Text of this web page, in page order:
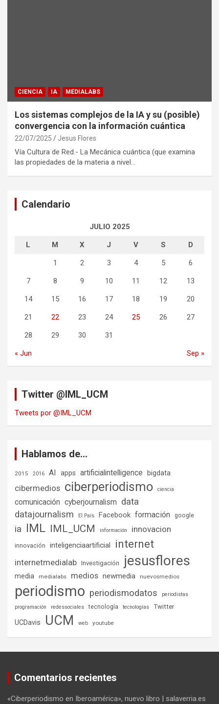
CIENCIA IA MEDIALABS
Los sistemas complejos de la IA y su (posible)
convergencia con la información cuántica
22/07/2025 Jesus Flores
Vía Cultura de Red.- La Mecánica cuántica (que examina
las propiedades de la materia a nivel…
Calendario
JULIO 2025
L M X J V S D
1 2 3 4 5 6
7 8 9 10 11 12 13
14 15 16 17 18 19 20
21 22 23 24 25 26 27
28 29 30 31
« Jun Sep »
Twitter @IML_UCM
Tweets por @IML_UCM
Hablamos de…
2015 2016 AI apps artificialintelligence bigdata
cibermedios ciberperiodismo ciencia
comunicación cyberjournalism data
datajournalism El País Facebook formación google
ia IML IML_UCM información innovacion
innovación inteligenciaartificial internet
internetmedialab Investigación jesusflores
media medialabs medios newmedia nuevosmedios
periodismo periodismodatos
periodistas
programación
redessociales tecnología tecnologías Twitter
UCDavis UCM web youtube
Comentarios recientes
«Ciberperiodismo en Iberoamérica», nuevo libro | salaverria.es